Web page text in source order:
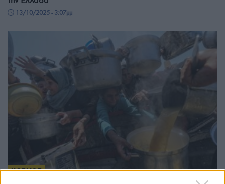
13/10/2025 - 3:07μμ
ΚΟΣΜΟΣ